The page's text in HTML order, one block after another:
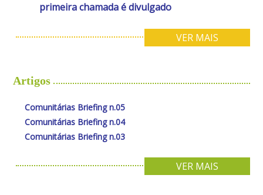
primeira chamada é divulgado
VER MAIS
Artigos
Comunitárias Briefing n.05
Comunitárias Briefing n.04
Comunitárias Briefing n.03
VER MAIS